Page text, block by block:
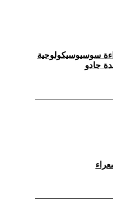
سوسيوسيكولوجية
جادو